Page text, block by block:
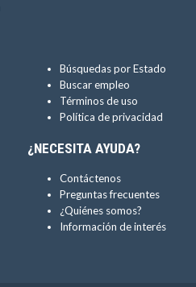
Búsquedas por Estado
Buscar empleo
Términos de uso
Política de privacidad
¿NECESITA AYUDA?
Contáctenos
Preguntas frecuentes
¿Quiénes somos?
Información de interés